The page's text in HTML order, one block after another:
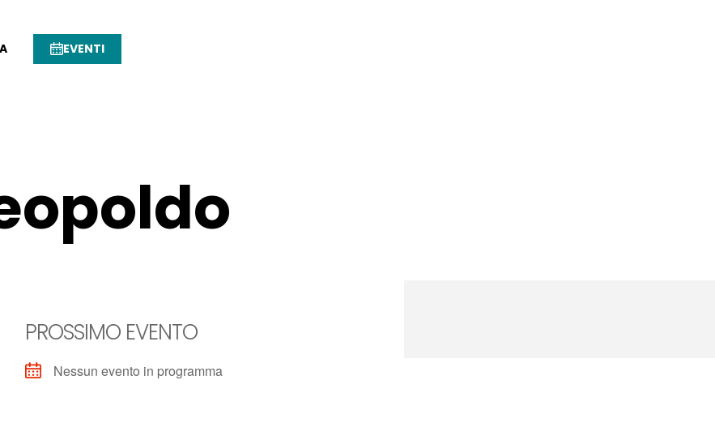
EVENTI
PROSSIMO EVENTO
Nessun evento in programma